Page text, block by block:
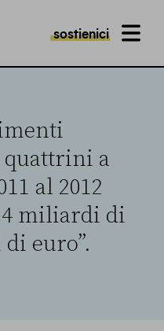
sostienici MENU
a
al 2012
miliardi di
euro”.